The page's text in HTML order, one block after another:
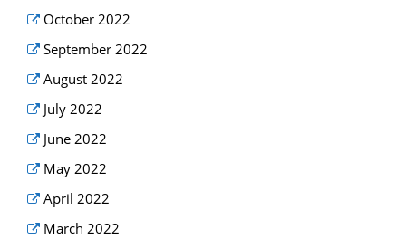
October 2022
September 2022
August 2022
July 2022
June 2022
May 2022
April 2022
March 2022